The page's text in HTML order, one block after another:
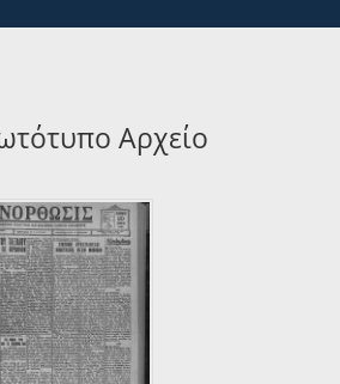
Αρχείο